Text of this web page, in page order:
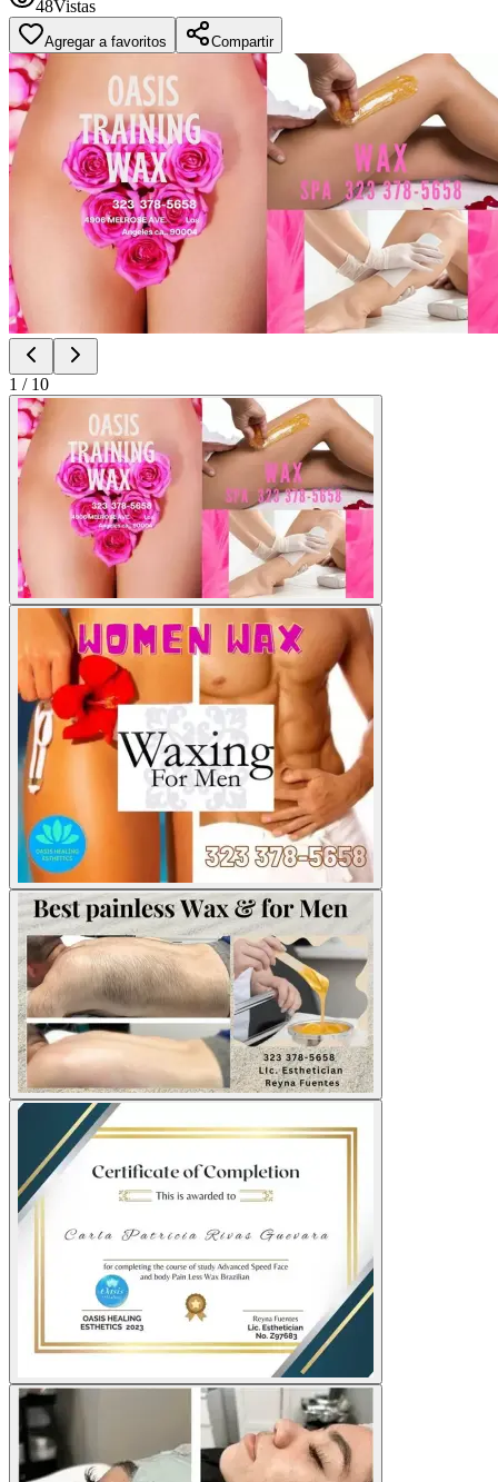
48Vistas
Agregar a favoritos Compartir
1 / 10